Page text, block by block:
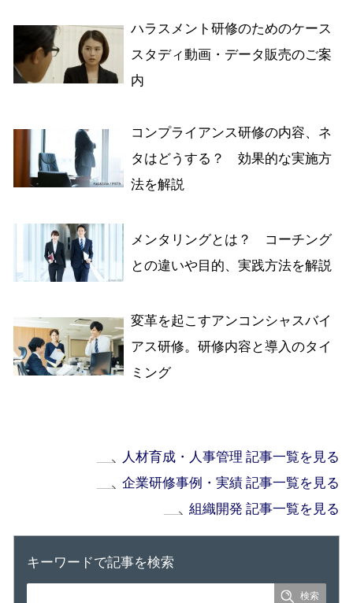
ハラスメント研修のためのケース
スタディ動画・データ販売のご案
内
コンプライアンス研修の内容、ネ
タはどうする？ 効果的な実施方
法を解説
メンタリングとは？ コーチング
との違いや目的、実践方法を解説
変革を起こすアンコンシャスバイ
アス研修。研修内容と導入のタイ
ミング
人材育成・人事管理 記事一覧を見る
企業研修事例・実績 記事一覧を見る
組織開発 記事一覧を見る
キーワードで記事を検索